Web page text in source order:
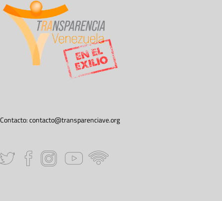
Contacto:contacto@transparenciave.org